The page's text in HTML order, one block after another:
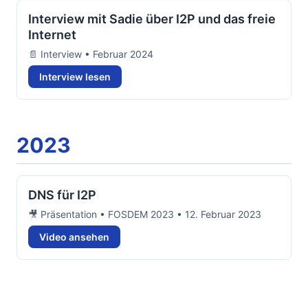
Interview mit Sadie über I2P und das freie
Internet
📄 Interview • Februar 2024
Interview lesen
2023
DNS für I2P
🎥 Präsentation • FOSDEM 2023 • 12. Februar 2023
Video ansehen